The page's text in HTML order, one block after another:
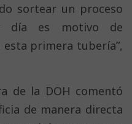
sortear un proceso
día es motivo de
primera tubería”,
de la DOH comentó
de manera directa